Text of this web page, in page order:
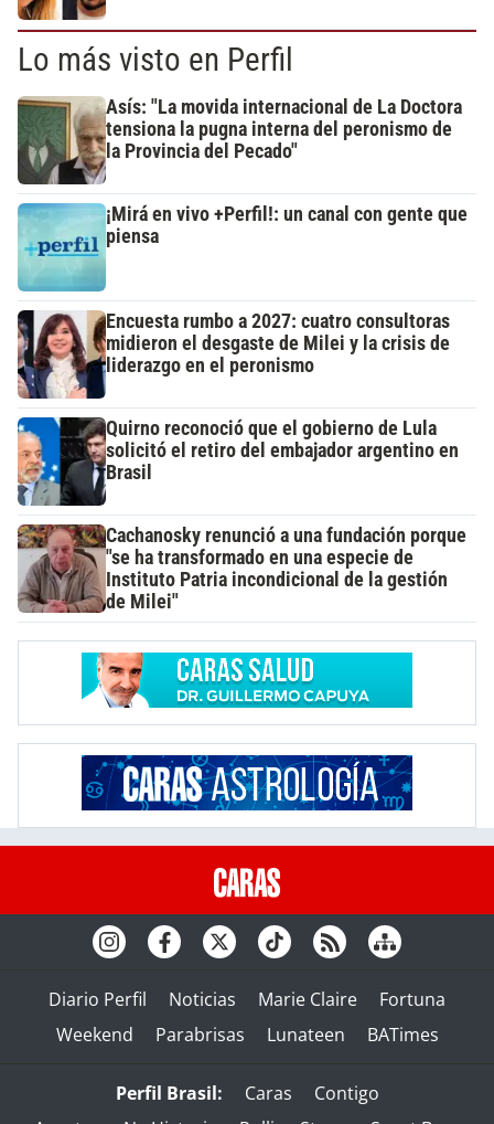
Lo más visto en Perfil
Asís: "La movida internacional de La Doctora
tensiona la pugna interna del peronismo de
la Provincia del Pecado"
¡Mirá en vivo +Perfil!: un canal con gente que
piensa
Encuesta rumbo a 2027: cuatro consultoras
midieron el desgaste de Milei y la crisis de
liderazgo en el peronismo
Quirno reconoció que el gobierno de Lula
solicitó el retiro del embajador argentino en
Brasil
Cachanosky renunció a una fundación porque
"se ha transformado en una especie de
Instituto Patria incondicional de la gestión
de Milei"
Diario Perfil Noticias Marie Claire
Fortuna
Weekend
Parabrisas Lunateen BATimes
Perfil Brasil: Caras
Contigo